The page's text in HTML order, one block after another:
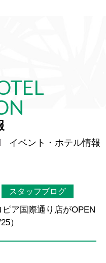
イベント・ホテル情報
スタッフブログ
ピア国際通り店がOPEN
）